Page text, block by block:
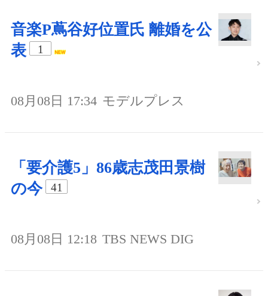
音楽P蔦谷好位置氏 離婚を公
表
1
08月08日 17:34 モデルプレス
「要介護5」86歳志茂田景樹
の今
41
08月08日 12:18 TBS NEWS DIG